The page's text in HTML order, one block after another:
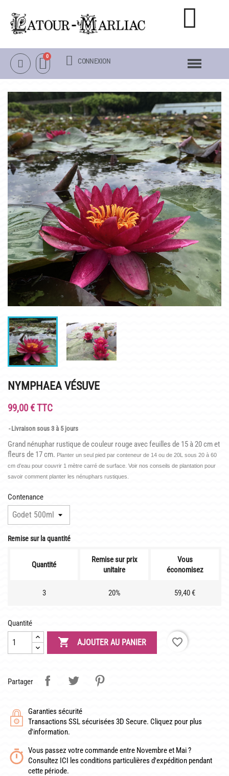
NOTRE CATALOGUE
NÉNUPHARS RUSTIQUES
NÉNUPHARS TROPICAUX
LOTUS
AUTRES PLANTES AQUATIQUES
PACKS & ACCESSOIRES
OBJETS
LA VISITE
INFOS PRATIQUES
PLAN & PHOTOS DU SITE
POUR LES ENFANTS
GROUPES ADULTES & SCOLAIRES
CAFÉ MARLIACEA
HORAIRES ET ACCÈS
NOS SOIRÉES ESTIVALES
REPAS GROUPES
HISTOIRE
LATOUR-MARLIAC
CLAUDE MONET
BIOGRAPHIE DE 1908
LES BAMBOUS
DE JARDINAGE AQUATIQUE
GUIDE VISUEL
TÉLÉCHARGER UN BON DE COMMANDE VIERGE
CONNEXION
NYMPHAEA VÉSUVE
99,00 € TTC
Livraison sous 3 à 5 jours
Grand nénuphar rustique de couleur rouge avec feuilles de 15 à 20 cm et
fleurs de 17 cm. Planter un seul pied par conteneur de 14 ou de 20L sous 20 à 60
cm d’eau pour couvrir 1 mètre carré de surface. Voir nos conseils de plantation pour
savoir comment planter les nénuphars rustiques.
Contenance
Remise sur la quantité
Quantité
Remise sur prix
unitaire
Vous
économisez
3 20% 59,40 €
Quantité
 AJOUTER AU PANIER favorite_border
Partager
Garanties sécurité
Transactions SSL sécurisées 3D Secure. Cliquez pour plus
d'information.
Vous passez votre commande entre Novembre et Mai ?
Consultez ICI les conditions particulières d'expédition pendant
cette période.